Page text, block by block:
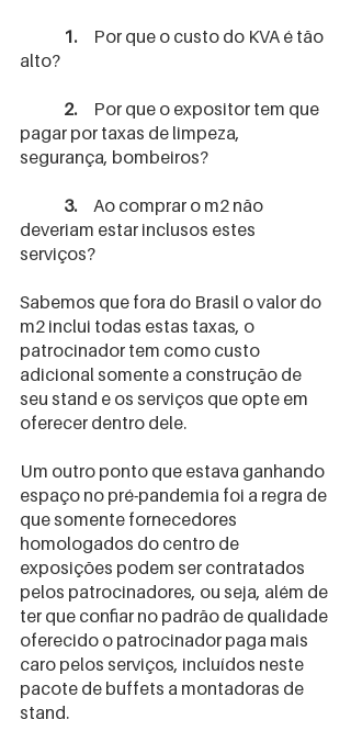
	1.
    Por que o custo do KVA é tão
alto?
2.
    Por que o expositor tem que
pagar por taxas de limpeza,
segurança, bombeiros?
	3.
    Ao comprar o m2 não
deveriam estar inclusos estes
serviços?
Sabemos que fora do Brasil o valor do
m2 inclui todas estas taxas, o
patrocinador tem como custo
adicional somente a construção de
seu stand e os serviços que opte em
oferecer dentro dele.
Um outro ponto que estava ganhando
espaço no pré-pandemia foi a regra de
que somente fornecedores
homologados do centro de
exposições podem ser contratados
pelos patrocinadores, ou seja, além de
ter que confiar no padrão de qualidade
oferecido o patrocinador paga mais
caro pelos serviços, incluídos neste
pacote de buffets a montadoras de
stand.